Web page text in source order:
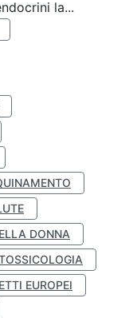
la...
DONNA
EUROPEI